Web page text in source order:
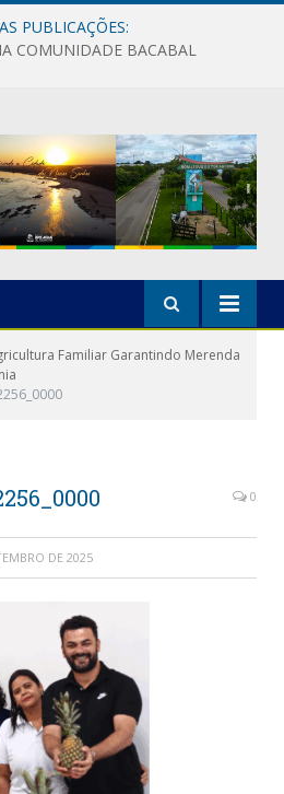
PUBLICAÇÕES:
COMUNIDADE BACABAL
Familiar Garantindo Merenda
0
DE 2025